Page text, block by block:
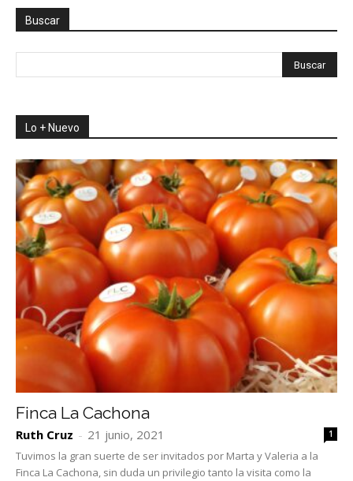
Buscar
Lo + Nuevo
Finca La Cachona
Ruth Cruz - 21 junio, 2021 1
Tuvimos la gran suerte de ser invitados por Marta y Valeria a la
Finca La Cachona, sin duda un privilegio tanto la visita como la